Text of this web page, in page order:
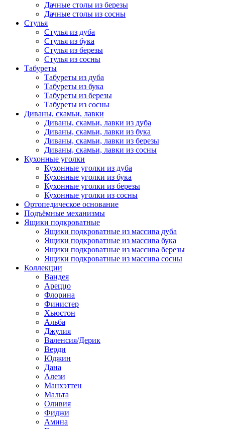
Дачные столы из березы
Дачные столы из сосны
Стулья
Стулья из дуба
Стулья из бука
Стулья из березы
Стулья из сосны
Табуреты
Табуреты из дуба
Табуреты из бука
Табуреты из березы
Табуреты из сосны
Диваны, скамьи, лавки
Диваны, скамьи, лавки из дуба
Диваны, скамьи, лавки из бука
Диваны, скамьи, лавки из березы
Диваны, скамьи, лавки из сосны
Кухонные уголки
Кухонные уголки из дуба
Кухонные уголки из бука
Кухонные уголки из березы
Кухонные уголки из сосны
Ортопедическое основание
Подъёмные механизмы
Ящики подкроватные
Ящики подкроватные из массива дуба
Ящики подкроватные из массива бука
Ящики подкроватные из массива березы
Ящики подкроватные из массива сосны
Коллекции
Вандея
Ареццо
Флорина
Финистер
Хьюстон
Альба
Джулия
Валенсия/Дерик
Верди
Юджин
Дана
Алези
Манхэттен
Мальта
Оливия
Фиджи
Амина